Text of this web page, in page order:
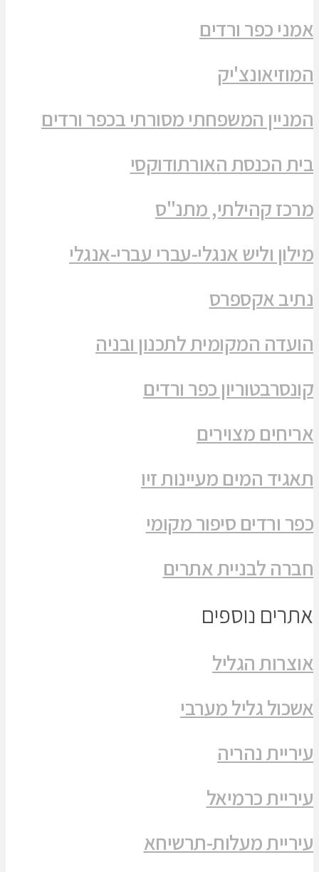
אמני כפר ורדים
המוזיאונצ'יק
המניין המשפחתי מסורתי בכפר ורדים
בית הכנסת האורתודוקסי
מרכז קהילתי, מתנ"ס
מילון וליש אנגלי-עברי עברי-אנגלי
נתיב אקספרס
הועדה המקומית לתכנון ובניה
קונסרבטוריון כפר ורדים
אריחים מצוירים
תאגיד המים מעיינות זיו
כפר ורדים סיפור מקומי
חברה לבניית אתרים
אתרים נוספים
אוצרות הגליל
אשכול גליל מערבי
עיריית נהריה
עיריית כרמיאל
עיריית מעלות-תרשיחא